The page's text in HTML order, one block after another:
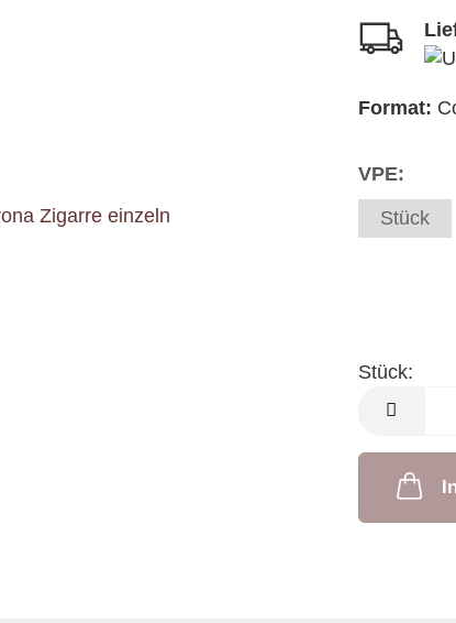
Format:
VPE:
Stück
Stück:
Stück